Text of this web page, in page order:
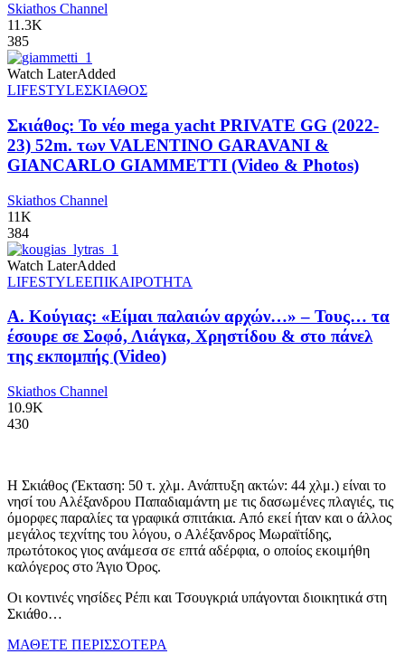
Skiathos Channel
11.3K
385
Watch LaterAdded
LIFESTYLEΣΚΙΑΘΟΣ
Σκιάθος: Το νέο mega yacht PRIVATE GG (2022-
23) 52m. των VALENTINO GARAVANI &
GIANCARLO GIAMMETTI (Video & Photos)
Skiathos Channel
11K
384
Watch LaterAdded
LIFESTYLEΕΠΙΚΑΙΡΟΤΗΤΑ
Α. Κούγιας: «Είμαι παλαιών αρχών…» – Τους… τα
έσουρε σε Σοφό, Λιάγκα, Χρηστίδου & στο πάνελ
της εκπομπής (Video)
Skiathos Channel
10.9K
430
Η Σκιάθος (Έκταση: 50 τ. χλμ. Ανάπτυξη ακτών: 44 χλμ.) είναι το
νησί του Αλέξανδρου Παπαδιαμάντη με τις δασωμένες πλαγιές, τις
όμορφες παραλίες τα γραφικά σπιτάκια. Από εκεί ήταν και ο άλλος
μεγάλος τεχνίτης του λόγου, ο Αλέξανδρος Μωραϊτίδης,
πρωτότοκος γιος ανάμεσα σε επτά αδέρφια, ο οποίος εκοιμήθη
καλόγερος στο Άγιο Όρος.
Οι κοντινές νησίδες Ρέπι και Τσουγκριά υπάγονται διοικητικά στη
Σκιάθο…
ΜΑΘΕΤΕ ΠΕΡΙΣΣΟΤΕΡΑ